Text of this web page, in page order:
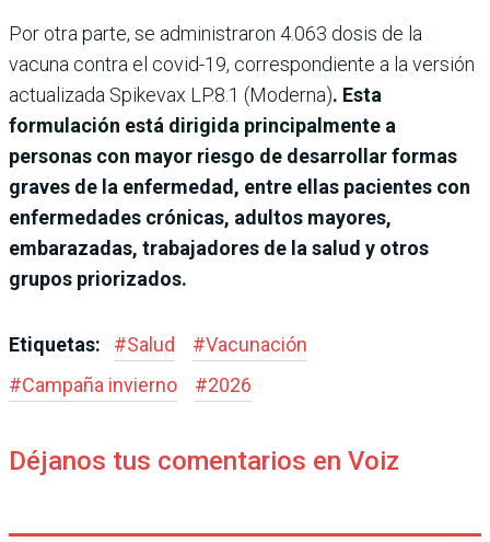
Por otra parte, se administraron 4.063 dosis de la
vacuna contra el covid-19, correspondiente a la versión
actualizada Spikevax LP.8.1 (Moderna). Esta
formulación está dirigida principalmente a
personas con mayor riesgo de desarrollar formas
graves de la enfermedad, entre ellas pacientes con
enfermedades crónicas, adultos mayores,
embarazadas, trabajadores de la salud y otros
grupos priorizados.
Etiquetas: #Salud #Vacunación
#Campaña invierno #2026
Déjanos tus comentarios en Voiz